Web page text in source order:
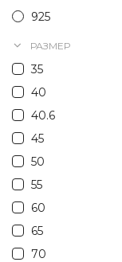
925
РАЗМЕР
35
40
40.6
45
50
55
60
65
70